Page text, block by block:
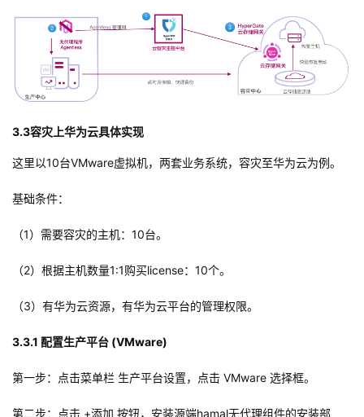
3.3容灾上华为云具体实现
这里以10台VMware虚拟机，两套业务系统，容灾至华为云为例。
基础条件：
（1）需要容灾的主机：10台。
（2）根据主机数量1:1购买license：10个。
（3）有华为云资源，有华为云平台的管理权限。
3.3.1 配置生产平台 (VMware)
第一步：点击菜单栏 生产平台设置，点击 VMware 选择框。
第二步：点击 +添加 按钮，安装源端hamal无代理组件的安装部